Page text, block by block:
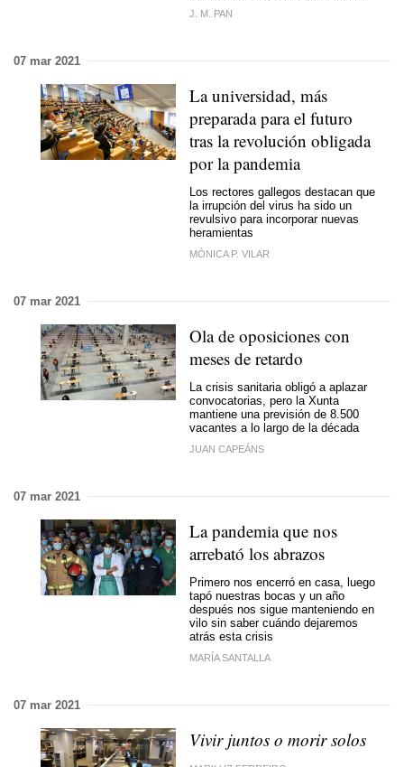
J. M. PAN
07 mar 2021
La universidad, más
preparada para el futuro
tras la revolución obligada
por la pandemia
Los rectores gallegos destacan que
la irrupción del virus ha sido un
revulsivo para incorporar nuevas
heramientas
MÓNICA P. VILAR
07 mar 2021
Ola de oposiciones con
meses de retardo
La crisis sanitaria obligó a aplazar
convocatorias, pero la Xunta
mantiene una previsión de 8.500
vacantes a lo largo de la década
JUAN CAPEÁNS
07 mar 2021
La pandemia que nos
arrebató los abrazos
Primero nos encerró en casa, luego
tapó nuestras bocas y un año
después nos sigue manteniendo en
vilo sin saber cuándo dejaremos
atrás esta crisis
MARÍA SANTALLA
07 mar 2021
Vivir juntos o morir solos